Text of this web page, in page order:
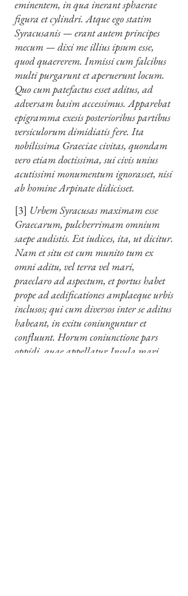
eminentem, in qua inerant sphaerae
figura et cylindri. Atque ego statim
Syracusanis — erant autem principes
mecum — dixi me illius ipsum esse,
quod quaererem. Inmissi cum falcibus
multi purgarunt et aperuerunt locum.
Quo cum patefactus esset aditus, ad
adversam basim accessimus. Apparebat
epigramma exesis posterioribus partibus
versiculorum dimidiatis fere. Ita
nobilissima Graeciae civitas, quondam
vero etiam doctissima, sui civis unius
acutissimi monumentum ignorasset, nisi
ab homine Arpinate didicisset.
[3] Urbem Syracusas maximam esse
Graecarum, pulcherrimam omnium
saepe audistis. Est iudices, ita, ut dicitur.
Nam et situ est cum munito tum ex
omni aditu, vel terra vel mari,
praeclaro ad aspectum, et portus habet
prope ad aedificationes amplaeque urbis
inclusos; qui cum diversos inter se aditus
habeant, in exitu coniunguntur et
confluunt. Horum coniunctione pars
oppidi, quae appellatur Insula mari